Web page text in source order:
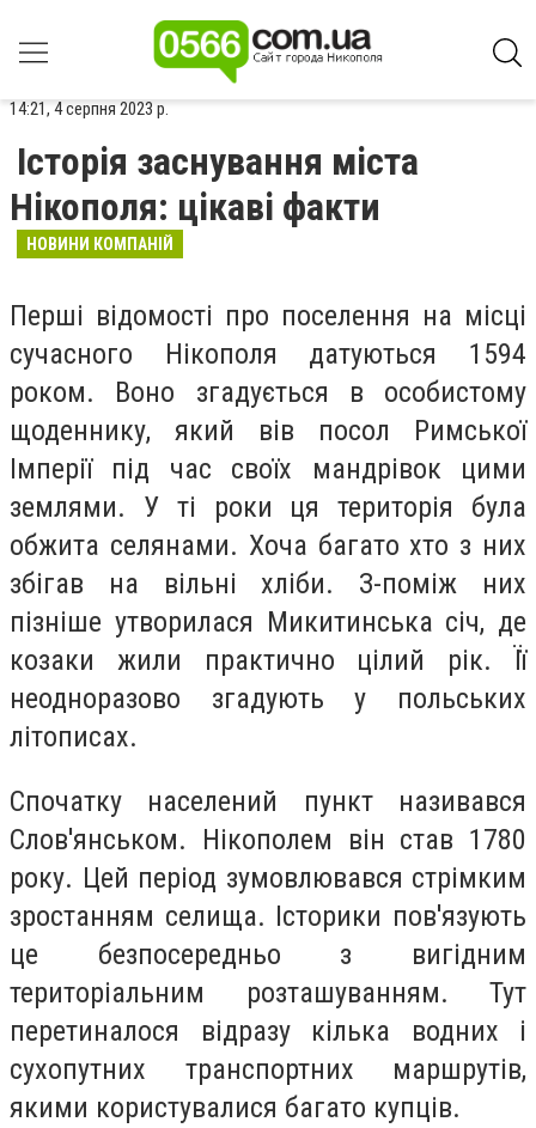
14:21, 4 серпня 2023 р.
Історія заснування міста
Нікополя: цікаві факти
НОВИНИ КОМПАНІЙ
Перші відомості про поселення на місці
сучасного Нікополя датуються 1594
роком. Воно згадується в особистому
щоденнику, який вів посол Римської
Імперії під час своїх мандрівок цими
землями. У ті роки ця територія була
обжита селянами. Хоча багато хто з них
збігав на вільні хліби. З-поміж них
пізніше утворилася Микитинська січ, де
козаки жили практично цілий рік. Її
неодноразово згадують у польських
літописах.
Спочатку населений пункт називався
Слов'янськом. Нікополем він став 1780
року. Цей період зумовлювався стрімким
зростанням селища. Історики пов'язують
це безпосередньо з вигідним
територіальним розташуванням. Тут
перетиналося відразу кілька водних і
сухопутних транспортних маршрутів,
якими користувалися багато купців.